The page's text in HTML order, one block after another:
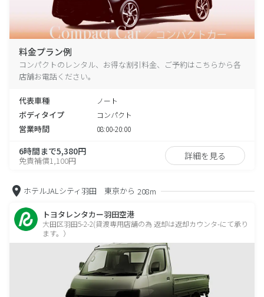
料金プラン例
コンパクトのレンタル、お得な割引料金、ご予約はこちらから各
店舗お電話ください。
代表車種 ノート
ボディタイプ コンパクト
営業時間 08:00-20:00
6時間まで5,380円
免責補償1,100円 詳細を見る
ホテルJALシティ羽田 東京から 208m
トヨタレンタカー羽田空港
大田区羽田5-2-2(貸渡専用店舗の為 返却は返却カウンタ-にて承り
ます。）